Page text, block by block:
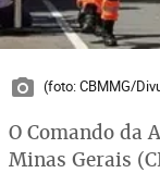
(foto: CBMMG/
O Comando da
Minas Gerais